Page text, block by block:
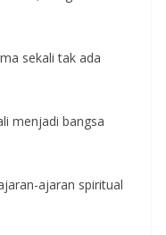
sekali tak ada
menjadi bangsa
ajaran spiritual